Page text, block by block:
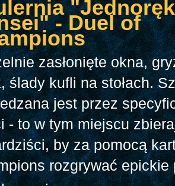
- Duel of
zasłonięte okna,
ślady kufli na stołach.
jest przez
- to w tym miejscu
by za pomocą
rozgrywać epickie